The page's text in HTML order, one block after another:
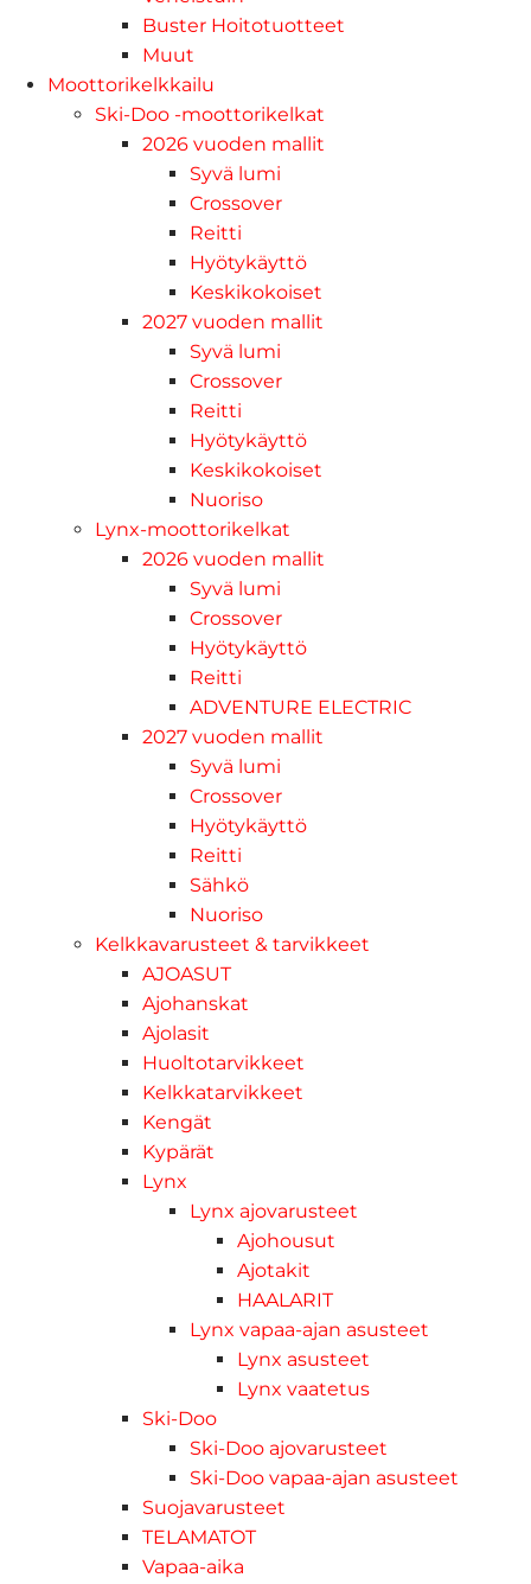
Buster Hoitotuotteet
Muut
Moottorikelkkailu
Ski-Doo -moottorikelkat
2026 vuoden mallit
Syvä lumi
Crossover
Reitti
Hyötykäyttö
Keskikokoiset
2027 vuoden mallit
Syvä lumi
Crossover
Reitti
Hyötykäyttö
Keskikokoiset
Nuoriso
Lynx-moottorikelkat
2026 vuoden mallit
Syvä lumi
Crossover
Hyötykäyttö
Reitti
ADVENTURE ELECTRIC
2027 vuoden mallit
Syvä lumi
Crossover
Hyötykäyttö
Reitti
Sähkö
Nuoriso
Kelkkavarusteet & tarvikkeet
AJOASUT
Ajohanskat
Ajolasit
Huoltotarvikkeet
Kelkkatarvikkeet
Kengät
Kypärät
Lynx
Lynx ajovarusteet
Ajohousut
Ajotakit
HAALARIT
Lynx vapaa-ajan asusteet
Lynx asusteet
Lynx vaatetus
Ski-Doo
Ski-Doo ajovarusteet
Ski-Doo vapaa-ajan asusteet
Suojavarusteet
TELAMATOT
Vapaa-aika